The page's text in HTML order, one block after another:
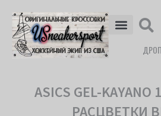
содержимому
ASICS GEL-
РАСЦВЕТКИ